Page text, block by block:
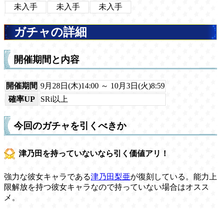
未入手 未入手 未入手
ガチャの詳細
開催期間と内容
開催期間 9月28日(木)14:00 ～ 10月3日(火)8:59
確率UP
SRi以上
今回のガチャを引くべきか
津乃田を持っていないなら引く価値アリ！
強力な彼女キャラである津乃田梨亜が復刻している。能力上
限解放を持つ彼女キャラなので持っていない場合はオスス
メ。